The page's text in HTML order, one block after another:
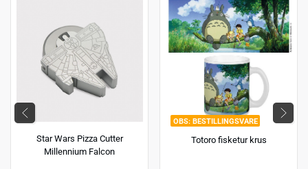
Star Wars Pizza Cutter
Millennium Falcon
BESTILLINGSVARE
Totoro fisketur krus